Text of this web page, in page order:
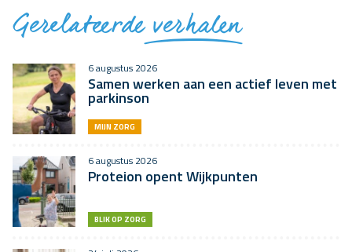
Gerelateerde verhalen
6 augustus 2026
Samen werken aan een actief leven met
parkinson
MIJN ZORG
6 augustus 2026
Proteion opent Wijkpunten
BLIK OP ZORG